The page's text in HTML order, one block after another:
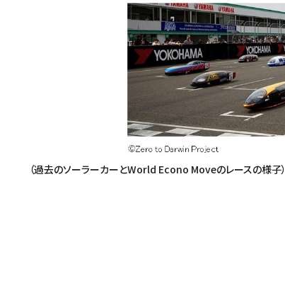
（過去のソーラーカーとWorld Econo Moveのレースの様子）